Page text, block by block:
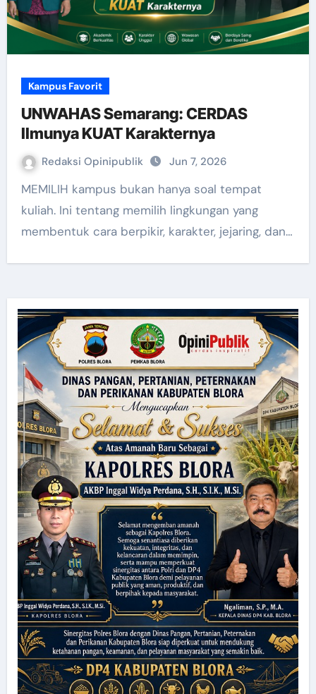
Kampus Favorit
UNWAHAS Semarang: CERDAS
Ilmunya KUAT Karakternya
Redaksi Opinipublik Jun 7, 2026
MEMILIH kampus bukan hanya soal tempat
kuliah. Ini tentang memilih lingkungan yang
membentuk cara berpikir, karakter, jejaring, dan…